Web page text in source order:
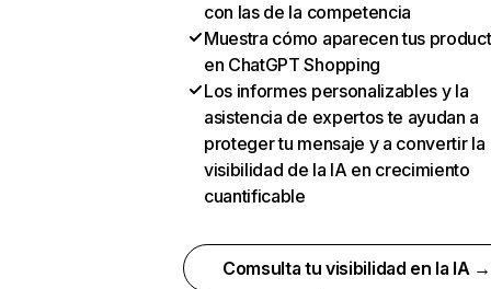
con las de la competencia
Muestra cómo aparecen tus
en ChatGPT Shopping
Los informes personalizables y la
asistencia de expertos te ayudan a
proteger tu mensaje y a convertir la
visibilidad de la IA en crecimiento
cuantificable
Comsulta tu visibilidad en la IA →